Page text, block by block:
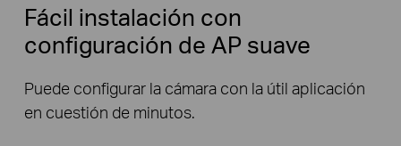
Fácil instalación con
configuración de AP suave
Puede configurar la cámara con la útil aplicación
en cuestión de minutos.